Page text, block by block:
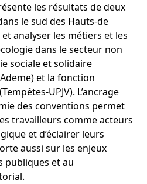
les résultats de deux
le sud des Hauts-de
analyser les métiers et les
dans le secteur non
sociale et solidaire
et la fonction
UPJV). L’ancrage
des conventions permet
travailleurs comme acteurs
et d’éclairer leurs
aussi sur les enjeux
publiques et au